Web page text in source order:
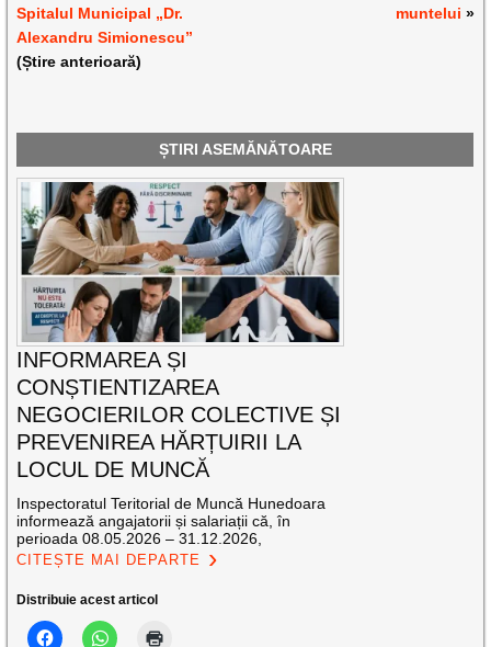
Spitalul Municipal „Dr.
Alexandru Simionescu”
(Știre anterioară)
muntelui »
ȘTIRI ASEMĂNĂTOARE
INFORMAREA ȘI
CONȘTIENTIZAREA
NEGOCIERILOR COLECTIVE ȘI
PREVENIREA HĂRȚUIRII LA
LOCUL DE MUNCĂ
Inspectoratul Teritorial de Muncă Hunedoara
informează angajatorii și salariații că, în
perioada 08.05.2026 – 31.12.2026,
CITEȘTE MAI DEPARTE
Distribuie acest articol